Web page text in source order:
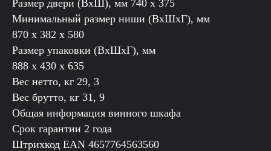
Размер двери (ВхШ), мм 740 х 375
Минимальный размер ниши (ВхШхГ), мм
870 х 382 х 580
Размер упаковки (ВxШxГ), мм
888 х 430 х 635
Вес нетто, кг 29, 3
Вес брутто, кг 31, 9
Общая информация винного шкафа
Срок гарантии 2 года
Штрихкод EAN 4657764563560